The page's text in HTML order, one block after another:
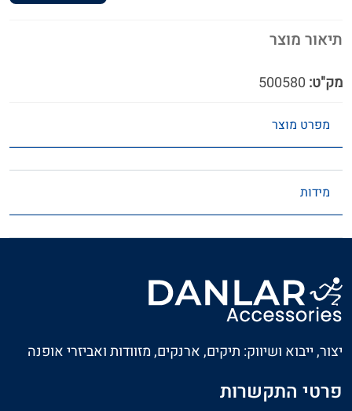
תיאור מוצר
מק"ט:
מפרט מוצר
מידות
יצור, ייבוא ושיווק: תיקים, ארנקים, מזוודות ואביזרי אופנה
פרטי התקשרות